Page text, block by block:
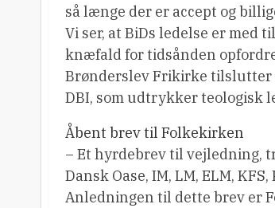
så længe der er accept og
Vi ser, at BiDs ledelse er med
knæfald for tidsånden
Brønderslev Frikirke tilslutter
DBI, som udtrykker teologisk
Åbent brev til Folkekirken
– Et hyrdebrev til vejledning,
Dansk Oase, IM, LM, ELM, KFS,
Anledningen til dette brev er